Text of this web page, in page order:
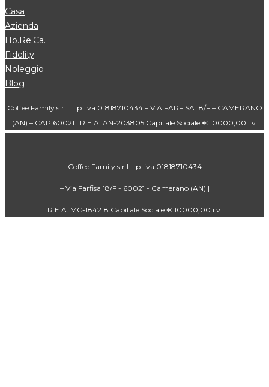
Casa
Azienda
Ho.Re.Ca.
Fidelity
Noleggio
Blog
Coffee Family s.r.l. | p. iva 01818710434 – VIA FARFISA 18/F – CAMERANO
(AN) – CAP 60021 | R.E.A. AN-203805 Capitale Sociale € 10000,00 i.v.
Coffee Family s.r.l. | p. iva 01818710434
– Via Farfisa 18/F - 60021 - Camerano (AN) |
R.E.A. MC-184218 Capitale Sociale € 10000,00 i.v.